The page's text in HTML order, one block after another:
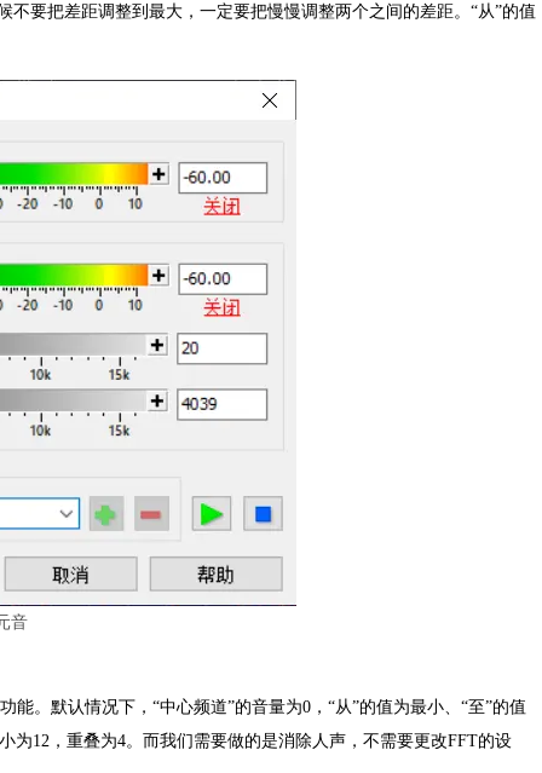
要把差距调整到最大，一定要把慢慢调整两个之间的差距。“从”的值
音
能。默认情况下，“中心频道”的音量为0，“从”的值为最小、“至”的值
为12，重叠为4。而我们需要做的是消除人声，不需要更改FFT的设